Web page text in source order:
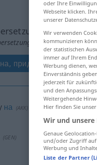
anklicken/antippen)
придржавати се,
на (AKK )
(GEN)
oder Ihre
Webseite klicken.
unserer
Wir verwenden
kommunizieren
der statistischen
immer auf Ihrem
Werbung dienen,
Einverständnis
jederzeit für
und den
Weitergehende
Hier finden Sie unser
Wir und
Genaue
und/oder Zugriff auf
Werbung und
Liste der Partner